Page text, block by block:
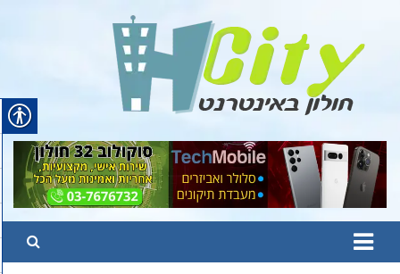
content
Hcity – חולון באינטרנט
פורטל החדשות והמידע של חולון